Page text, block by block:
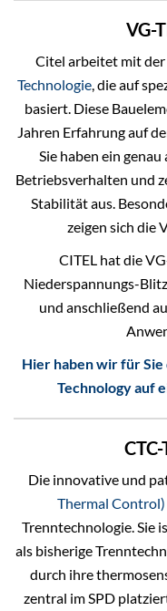
VG-
Citel arbeitet mit
Technologie, die auf
basiert. Diese
Jahren Erfahrung auf
Sie haben ein
Betriebsverhalten und
Stabilität aus.
zeigen sich die
CITEL hat die
Niederspannungs-
und anschließend
Hier haben wir für
Technology auf
Die innovative und
Thermal Control)
Trenntechnologie. Sie
als bisherige
durch ihre
zentral im SPD